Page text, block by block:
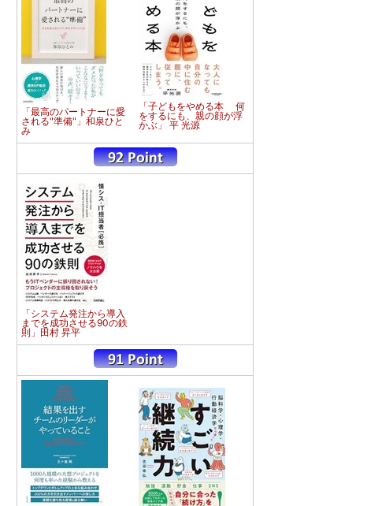
「最高のパートナーに愛
される"準備"」和泉ひと
み
「子どもをやめる本 何
をするにも、親の顔が浮
かぶ」 平 光源
「システム発注から導入
までを成功させる90の鉄
則」田村 昇平